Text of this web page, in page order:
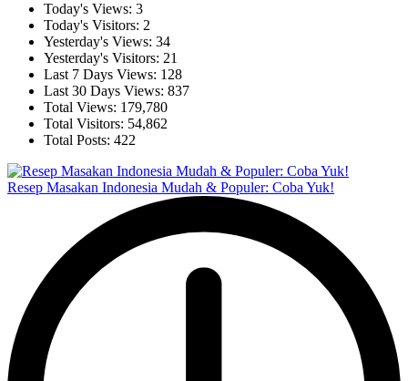
Today's Views: 3
Today's Visitors: 2
Yesterday's Views: 34
Yesterday's Visitors: 21
Last 7 Days Views: 128
Last 30 Days Views: 837
Total Views: 179,780
Total Visitors: 54,862
Total Posts: 422
Resep Masakan Indonesia Mudah & Populer: Coba Yuk!